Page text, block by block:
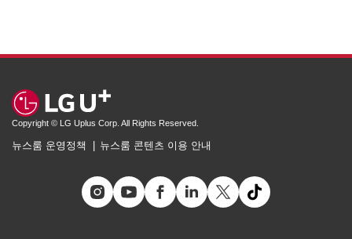
Copyright © LG Uplus Corp. All Rights Reserved.
뉴스룸 운영정책 뉴스룸 콘텐츠 이용 안내